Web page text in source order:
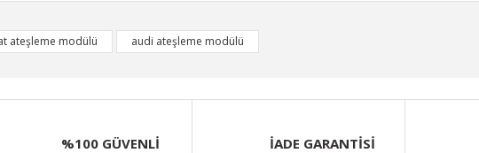
ve diğer konularda yetersiz gördüğünüz noktaları öneri formunu kullanarak
ateşleme modülü audi ateşleme modülü
%100 GÜVENLİ İADE GARANTİSİ